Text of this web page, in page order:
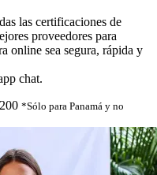
las certificaciones de
proveedores para
online sea segura, rápida y
chat.
*Sólo para Panamá y no